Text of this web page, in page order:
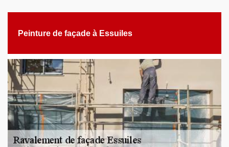
Peinture de façade à Essuiles